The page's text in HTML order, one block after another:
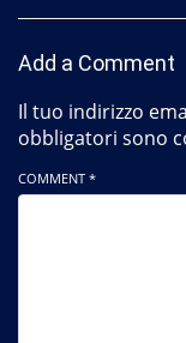
Add a Comment
Il tuo indirizzo
obbligatori sono
COMMENT *